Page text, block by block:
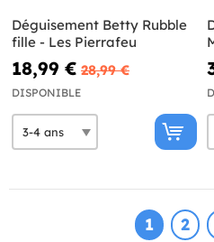
Déguisement Betty Rubble
fille - Les Pierrafeu
18,99 € 28,99 €
DISPONIBLE
1 2